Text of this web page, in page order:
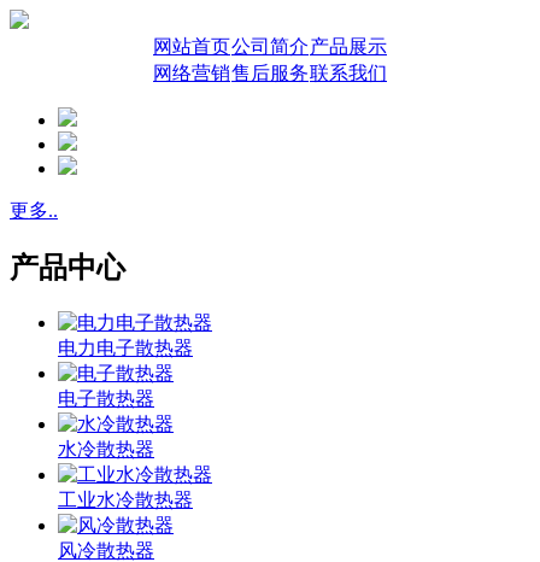
网站首页公司简介产品展示
网络营销售后服务联系我们
更多..
产品中心
电力电子散热器
电子散热器
水冷散热器
工业水冷散热器
风冷散热器